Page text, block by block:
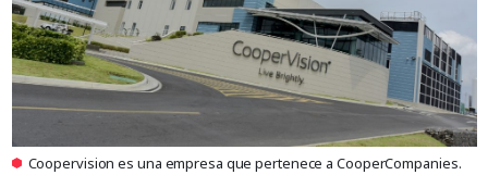
Coopervision es una empresa que pertenece a CooperCompanies.